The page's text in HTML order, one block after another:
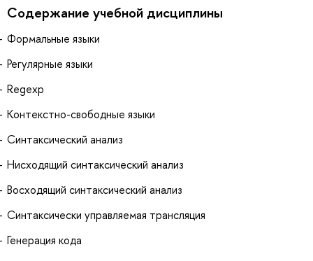
Содержание учебной дисциплины
Формальные языки
Регулярные языки
Regexp
Контекстно-свободные языки
Синтаксический анализ
Нисходящий синтаксический анализ
Восходящий синтаксический анализ
Синтаксически управляемая трансляция
Генерация кода